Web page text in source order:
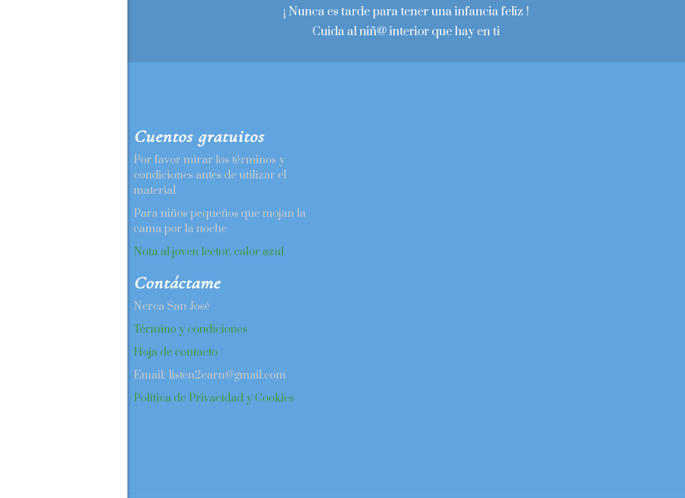
¡ Nunca es tarde para tener una infancia feliz !
Cuida al niñ@ interior que hay en ti
Cuentos gratuitos
Por favor mirar los términos y
condiciones antes de utilizar el
material
Para niños pequeños que mojan la
cama por la noche
Nota al joven lector, calor azul
Contáctame
Nerea San José
Término y condiciones
Hoja de contacto
Email: listen2earn@gmail.com
Política de Privacidad y Cookies